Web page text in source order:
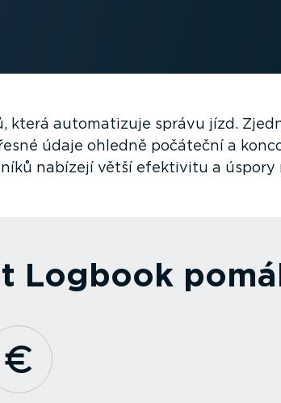
automa­tizuje správu jízd.
údaje ohledně počáteční a
nabízejí větší efektivitu a úspory
Logbook